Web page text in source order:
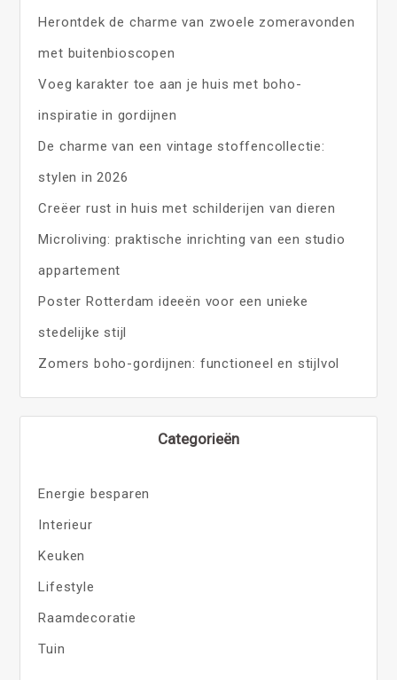
Herontdek de charme van zwoele zomeravonden
met buitenbioscopen
Voeg karakter toe aan je huis met boho-
inspiratie in gordijnen
De charme van een vintage stoffencollectie:
stylen in 2026
Creëer rust in huis met schilderijen van dieren
Microliving: praktische inrichting van een studio
appartement
Poster Rotterdam ideeën voor een unieke
stedelijke stijl
Zomers boho-gordijnen: functioneel en stijlvol
Categorieën
Energie besparen
Interieur
Keuken
Lifestyle
Raamdecoratie
Tuin